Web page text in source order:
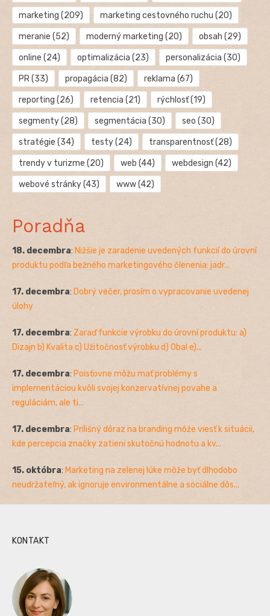
marketing (209) marketing cestovného ruchu (20)
meranie (52) moderný marketing (20) obsah (29)
online (24) optimalizácia (23) personalizácia (30)
PR(33) propagácia (82) reklama (67)
reporting (26) retencia (21) rýchlosť(19)
segmenty(28) segmentácia (30) seo (30)
stratégie (34) testy(24) transparentnosť(28)
trendy v turizme (20) web (44) webdesign (42)
webové stránky(43) www(42)
Poradňa
18. decembra: Nižšie je zaradenie uvedených funkcií do úrovní
produktu podľa bežného marketingového členenia: jadr...
17. decembra: Dobrý večer, prosím o vypracovanie uvedenej
úlohy
17. decembra: Zaraď funkcie výrobku do úrovní produktu: a)
Dizajn b) Kvalita c) Užitočnosť výrobku d) Obal e)...
17. decembra: Poisťovne môžu mať problémy s
implementáciou kvôli svojej konzervatívnej povahe a
reguláciám, ale ti...
17. decembra: Prílišný dôraz na branding môže viesť k situácii,
kde percepcia značky zatieni skutočnú hodnotu a kv...
15. októbra: Marketing na zelenej lúke môže byť dlhodobo
neudržateľný, ak ignoruje environmentálne a sociálne dôs...
KONTAKT